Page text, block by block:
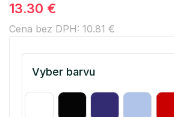
13.30 €
Cena bez DPH: 10.81 €
Vyber barvu